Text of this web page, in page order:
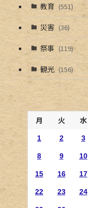
教育 (551)
災害 (36)
祭事 (119)
観光 (156)
月 火 水
1 2 3
8 9 10
15 16 17
22 23 24